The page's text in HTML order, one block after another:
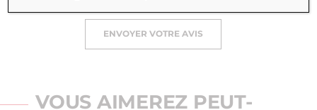
ENVOYER VOTRE AVIS
VOUS AIMEREZ PEUT-